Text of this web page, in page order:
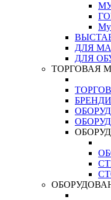
ДЛЯ
ДЛЯ
ТОРГОВАЯ